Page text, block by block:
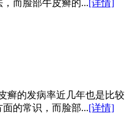
而脸部牛皮癣的...[详情]
癣的发病率近几年也是比较
的常识，而脸部...[详情]